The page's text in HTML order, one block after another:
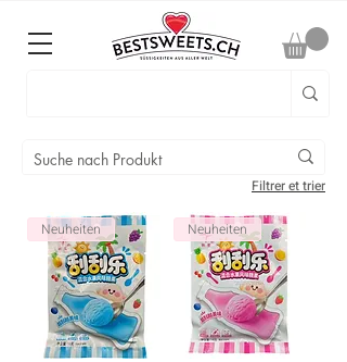
Filtrer et trier
Neuheiten Neuheiten